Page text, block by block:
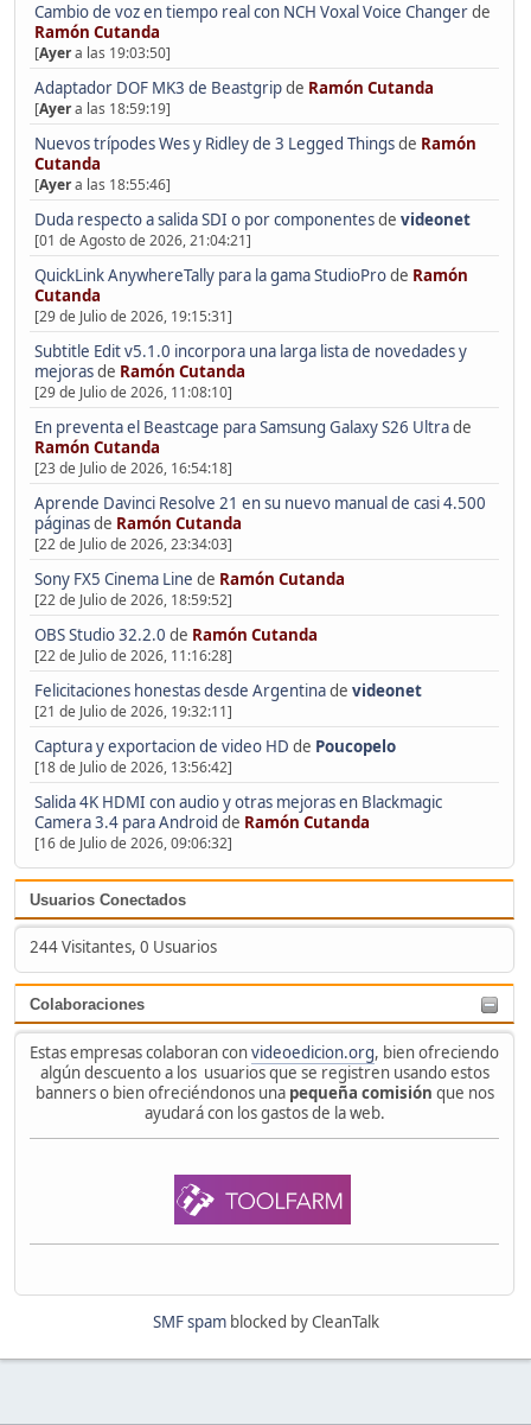
Cambio de voz en tiempo real con NCH Voxal Voice Changerde
Ramón Cutanda
[Ayera las 19:03:50]
Adaptador DOF MK3 de Beastgripde Ramón Cutanda
[Ayera las 18:59:19]
Nuevos trípodes Wes y Ridley de 3 Legged Thingsde Ramón
Cutanda
[Ayera las 18:55:46]
Duda respecto a salida SDI o por componentesde videonet
[01 de Agosto de 2026, 21:04:21]
QuickLink AnywhereTally para la gama StudioProde Ramón
Cutanda
[29 de Julio de 2026, 19:15:31]
Subtitle Edit v5.1.0 incorpora una larga lista de novedades y
mejorasde Ramón Cutanda
[29 de Julio de 2026, 11:08:10]
En preventa el Beastcage para Samsung Galaxy S26 Ultrade
Ramón Cutanda
[23 de Julio de 2026, 16:54:18]
Aprende Davinci Resolve 21 en su nuevo manual de casi 4.500
páginasde Ramón Cutanda
[22 de Julio de 2026, 23:34:03]
Sony FX5 Cinema Line de Ramón Cutanda
[22 de Julio de 2026, 18:59:52]
OBS Studio 32.2.0 de Ramón Cutanda
[22 de Julio de 2026, 11:16:28]
Felicitaciones honestas desde Argentinade videonet
[21 de Julio de 2026, 19:32:11]
Captura y exportacion de video HD de Poucopelo
[18 de Julio de 2026, 13:56:42]
Salida 4K HDMI con audio y otras mejoras en Blackmagic
Camera 3.4 para Android de Ramón Cutanda
[16 de Julio de 2026, 09:06:32]
Usuarios Conectados
244 Visitantes, 0 Usuarios
Colaboraciones
Estas empresas colaboran convideoedicion.org, bien ofreciendo
algún descuento a los usuarios que se registren usando estos
banners o bien ofreciéndonos una pequeña comisión que nos
ayudará con los gastos de la web.
SMF spamblocked by CleanTalk